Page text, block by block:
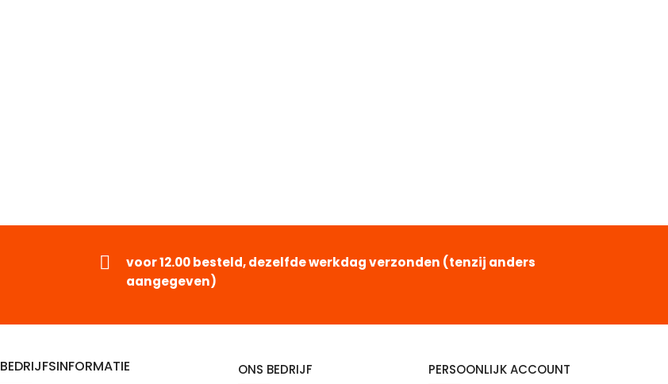
voor 12.00 besteld, dezelfde werkdag verzonden (tenzij anders
aangegeven)
BEDRIJFSINFORMATIE ONS BEDRIJF PERSOONLIJK ACCOUNT